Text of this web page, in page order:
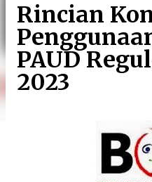
Rincian
PAUD
2023